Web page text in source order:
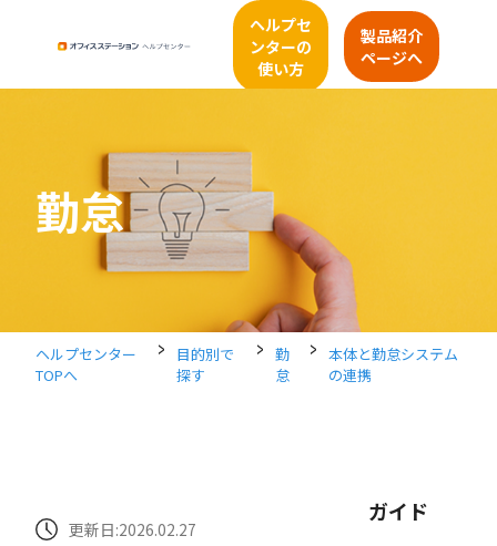
ヘルプセ
ンターの
使い方
製品紹介
ページへ
勤怠
ヘルプセンター
TOPへ
>
目的別で
探す
> 勤
怠
> 本体と勤怠システム
の連携
更新日:2026.02.27
ガイド